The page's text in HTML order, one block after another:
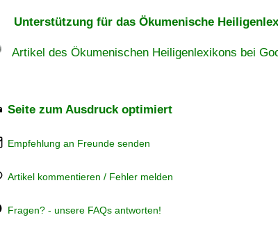
Unterstützung für das Ökumenische
Artikel des Ökumenischen Heiligenlexikons bei
Seite zum Ausdruck optimiert
Empfehlung an Freunde senden
Artikel kommentieren / Fehler melden
Fragen? - unsere FAQs antworten!